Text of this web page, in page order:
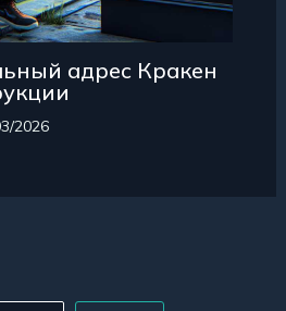
адрес Кракен
2026